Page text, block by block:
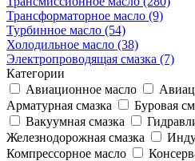
Трансформаторное масло (9)
Турбинное масло (54)
Холодильное масло (38)
Электропроводящая смазка (7)
Категории
Авиационное масло
Арматурная смазка
Буровая
Вакуумная смазка
Железнодорожная смазка
Компрессорное масло